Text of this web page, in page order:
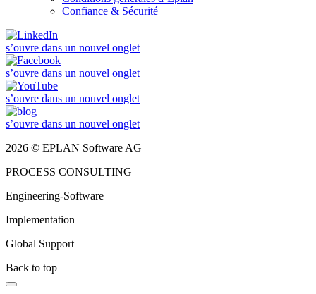
Confiance & Sécurité
s’ouvre dans un nouvel onglet
s’ouvre dans un nouvel onglet
s’ouvre dans un nouvel onglet
s’ouvre dans un nouvel onglet
2026 © EPLAN Software AG
PROCESS CONSULTING
Engineering-Software
Implementation
Global Support
Back to top